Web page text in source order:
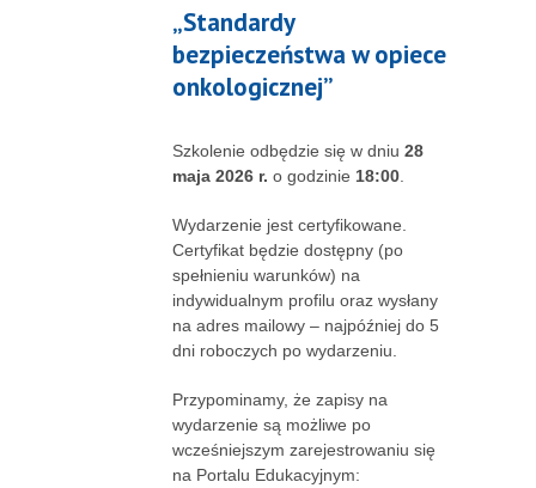
„Standardy
bezpieczeństwa w opiece
onkologicznej”
Szkolenie odbędzie się w dniu 28
maja 2026 r. o godzinie 18:00
Wydarzenie jest certyfikowane.
Certyfikat będzie dostępny (po
spełnieniu warunków) na
indywidualnym profilu oraz wysłany
na adres mailowy – najpóźniej do 5
dni roboczych po wydarzeniu.
Przypominamy, że zapisy na
wydarzenie są możliwe po
wcześniejszym zarejestrowaniu się
na Portalu Edukacyjnym: